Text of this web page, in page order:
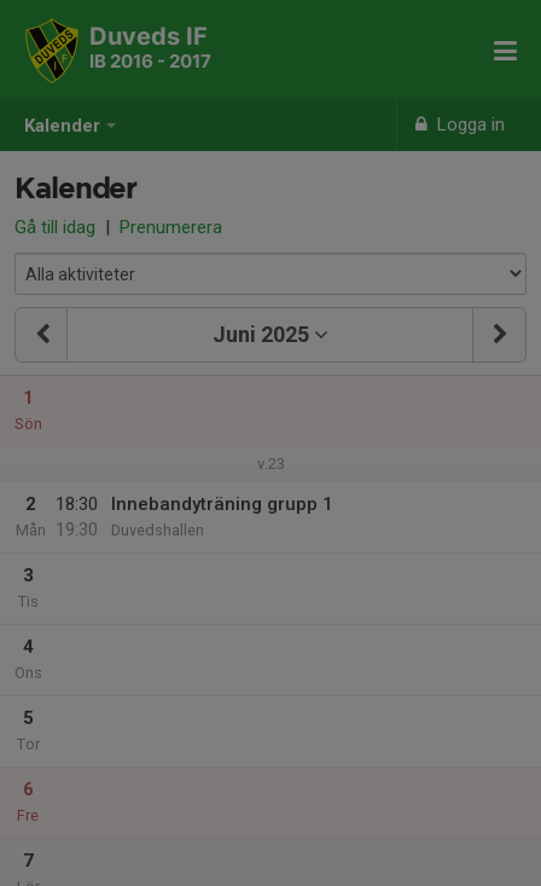
Kalender Logga in
Duveds IF
IB 2016 - 2017
Kalender
Gå till idag | Prenumerera
Juni 2025
1
Sön
v.23
2
Mån
18:30
19:30
Innebandyträning grupp 1
Duvedshallen
3
Tis
4
Ons
5
Tor
6
Fre
7